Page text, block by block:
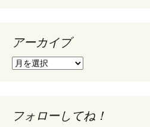
アーカイブ
ア
ブ
フォローしてね！